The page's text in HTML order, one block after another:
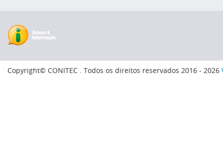
Copyright© CONITEC . Todos os direitos reservados 2016 - 2026